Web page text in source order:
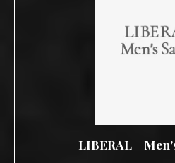
LIBERAL